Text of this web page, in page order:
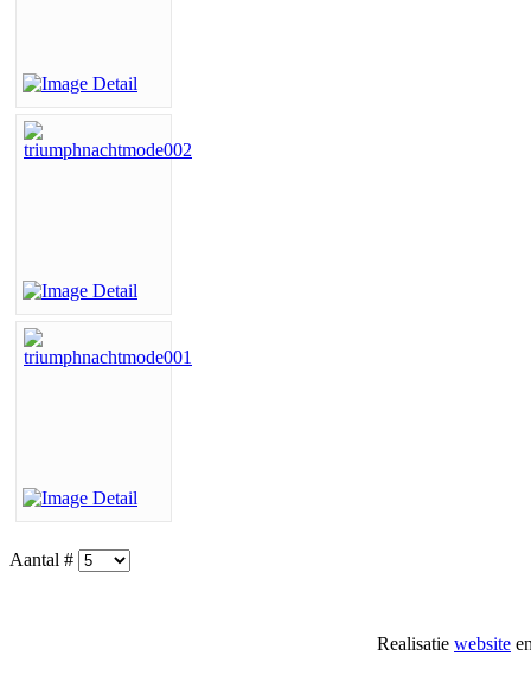
Aantal #
Realisatie website